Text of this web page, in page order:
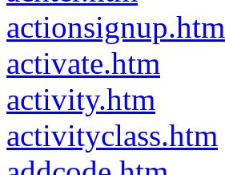
actionsignup.htm
activate.htm
activity.htm
activityclass.htm